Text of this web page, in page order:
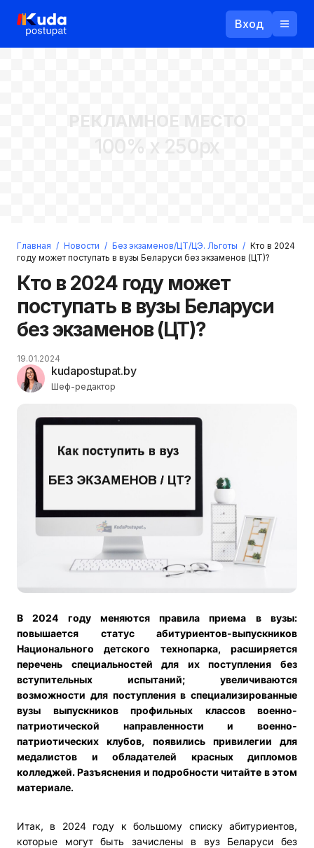
Вход
Войти
Регистрация
Прислать пароль
РЕКЛАМНОЕ МЕСТО
100% x 250px
Главная / Новости / Без экзаменов/ЦТ/ЦЭ. Льготы / Кто в 2024
году может поступать в вузы Беларуси без экзаменов (ЦТ)?
Кто в 2024 году может
поступать в вузы Беларуси
без экзаменов (ЦТ)?
kudapostupat.by
Шеф-редактор
19.01.2024
В 2024 году меняются правила приема в вузы:
повышается статус абитуриентов-выпускников
Национального детского технопарка, расширяется
перечень специальностей для их поступления без
вступительных испытаний; увеличиваются
возможности для поступления в специализированные
вузы выпускников профильных классов военно-
патриотической направленности и военно-
патриотических клубов, появились привилегии для
медалистов и обладателей красных дипломов
колледжей. Разъяснения и подробности читайте в этом
материале.
Итак, в 2024 году к большому списку абитуриентов,
которые могут быть зачислены в вуз Беларуси без